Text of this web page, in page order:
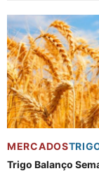
MERCADOS
Trigo Balanço